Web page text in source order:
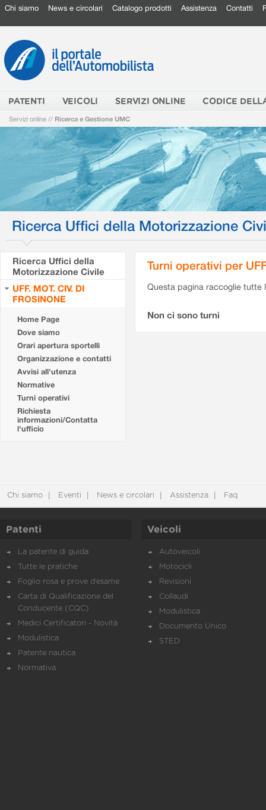
Chi siamo News e circolari Catalogo prodotti Assistenza Contatti
PATENTI VEICOLI SERVIZI ONLINE CODICE
Servizi online // Ricerca e Gestione UMC
Ricerca Uffici della Motorizzazione
Ricerca Uffici della
Motorizzazione Civile
UFF. MOT. CIV. DI
FROSINONE
Home Page
Dove siamo
Orari apertura sportelli
Organizzazione e contatti
Avvisi all'utenza
Normative
Turni operativi
Richiesta
informazioni/Contatta
l'ufficio
Turni operativi per
Questa pagina raccoglie tutte
Non ci sono turni
Chi siamo Eventi News e circolari Assistenza Faq
Patenti
La patente di guida
Tutte le pratiche
Foglio rosa e prove d’esame
Carta di Qualificazione del
Conducente (CQC)
Medici Certificatori - Novità
Modulistica
Patente nautica
Normativa
Veicoli
Autoveicoli
Motocicli
Revisioni
Collaudi
Modulistica
Documento Unico
STED